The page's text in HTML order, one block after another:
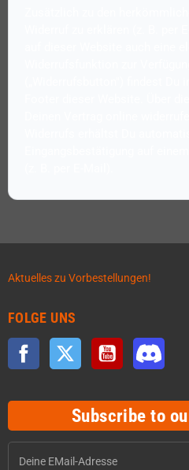
Aktuelles zu Vorbestellungen!
FOLGE UNS
Facebook Twitter YouTube
Subscribe to